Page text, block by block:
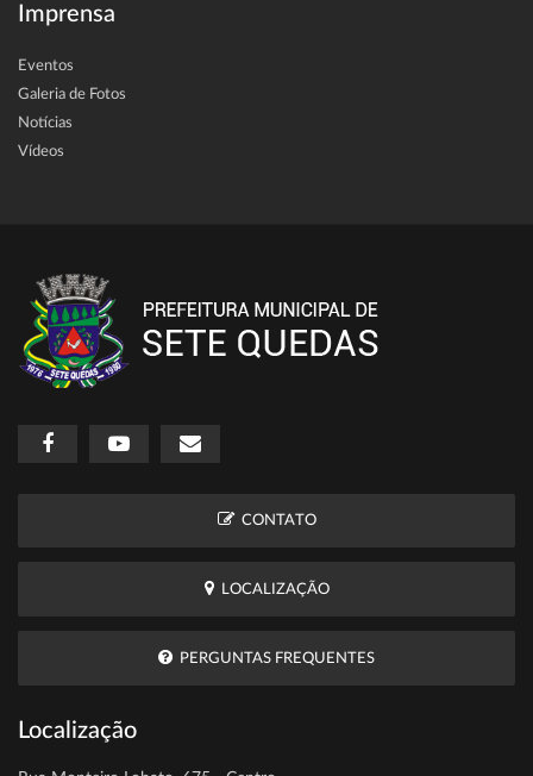
Imprensa
Eventos
Galeria de Fotos
Notícias
Vídeos
CONTATO
LOCALIZAÇÃO
PERGUNTAS FREQUENTES
Localização